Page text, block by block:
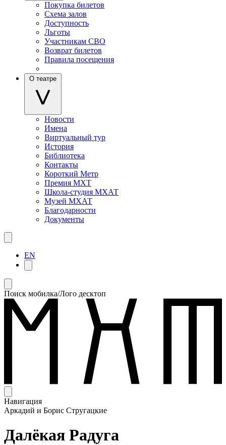
Покупка билетов
Схема залов
Доступность
Льготы
Участникам СВО
Возврат билетов
Правила посещения
О театре
Новости
Имена
Виртуальный тур
История
Библиотека
Контакты
Короткий Метр
Премия МХТ
Школа-студия МХАТ
Музей МХАТ
Благодарности
Документы
EN
Поиск мобилка/Лого десктоп
Навигация
Аркадий и Борис Стругацкие
Далёкая Радуга